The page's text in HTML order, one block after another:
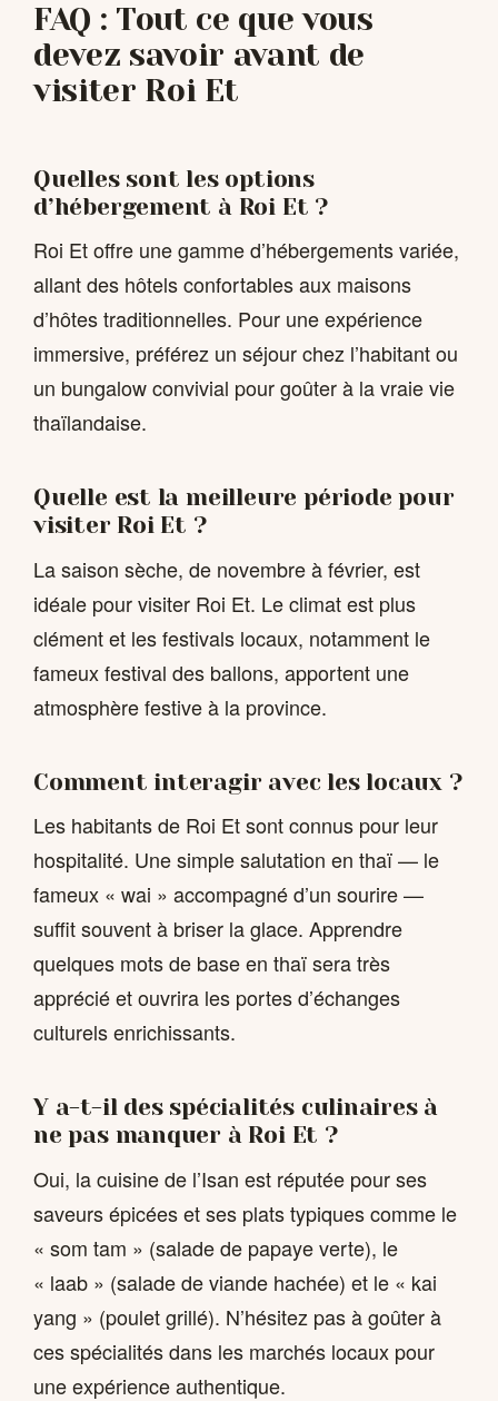
FAQ : Tout ce que vous
devez savoir avant de
visiter Roi Et
Quelles sont les options
d’hébergement à Roi Et ?
Roi Et offre une gamme d’hébergements variée,
allant des hôtels confortables aux maisons
d’hôtes traditionnelles. Pour une expérience
immersive, préférez un séjour chez l’habitant ou
un bungalow convivial pour goûter à la vraie vie
thaïlandaise.
Quelle est la meilleure période pour
visiter Roi Et ?
La saison sèche, de novembre à février, est
idéale pour visiter Roi Et. Le climat est plus
clément et les festivals locaux, notamment le
fameux festival des ballons, apportent une
atmosphère festive à la province.
Comment interagir avec les locaux ?
Les habitants de Roi Et sont connus pour leur
hospitalité. Une simple salutation en thaï — le
fameux « wai » accompagné d’un sourire —
suffit souvent à briser la glace. Apprendre
quelques mots de base en thaï sera très
apprécié et ouvrira les portes d’échanges
culturels enrichissants.
Y a-t-il des spécialités culinaires à
ne pas manquer à Roi Et ?
Oui, la cuisine de l’Isan est réputée pour ses
saveurs épicées et ses plats typiques comme le
« som tam » (salade de papaye verte), le
« laab » (salade de viande hachée) et le « kai
yang » (poulet grillé). N’hésitez pas à goûter à
ces spécialités dans les marchés locaux pour
une expérience authentique.